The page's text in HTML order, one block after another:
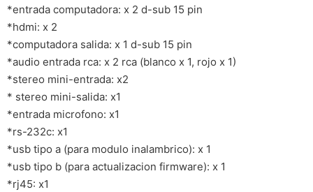
*entrada computadora: x 2 d-sub 15 pin
*hdmi: x 2
*computadora salida: x 1 d-sub 15 pin
*audio entrada rca: x 2 rca (blanco x 1, rojo x 1)
*stereo mini-entrada: x2
* stereo mini-salida: x1
*entrada microfono: x1
*rs-232c: x1
*usb tipo a (para modulo inalambrico): x 1
*usb tipo b (para actualizacion firmware): x 1
*rj45: x1